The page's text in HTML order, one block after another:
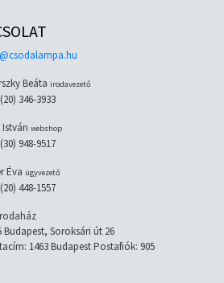
Beáta irodavezető
346-3933
webshop
948-9517
Éva ügyvezető
448-1557
Budapest, Soroksári út 26
1463 Budapest Postafiók: 905